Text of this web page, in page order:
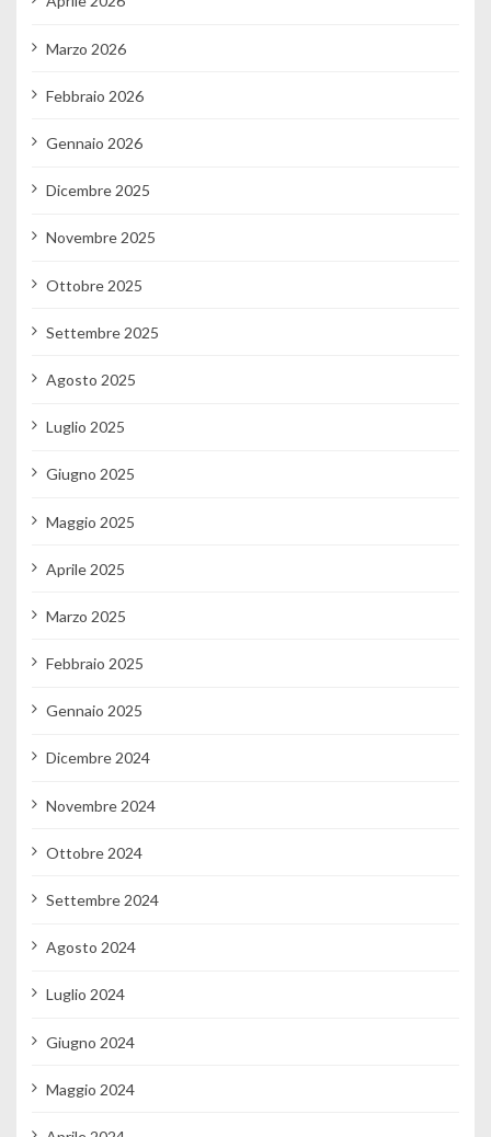
Marzo 2026
Febbraio 2026
Gennaio 2026
Dicembre 2025
Novembre 2025
Ottobre 2025
Settembre 2025
Agosto 2025
Luglio 2025
Giugno 2025
Maggio 2025
Aprile 2025
Marzo 2025
Febbraio 2025
Gennaio 2025
Dicembre 2024
Novembre 2024
Ottobre 2024
Settembre 2024
Agosto 2024
Luglio 2024
Giugno 2024
Maggio 2024